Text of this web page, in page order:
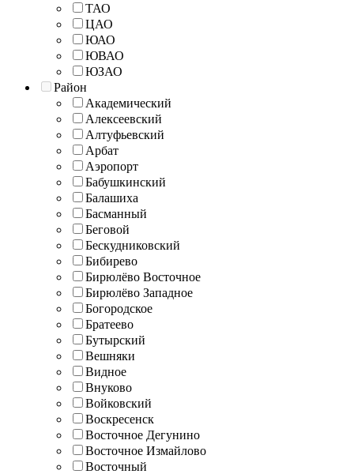
ТАО
ЦАО
ЮАО
ЮВАО
ЮЗАО
Район
Академический
Алексеевский
Алтуфьевский
Арбат
Аэропорт
Бабушкинский
Балашиха
Басманный
Беговой
Бескудниковский
Бибирево
Бирюлёво Восточное
Бирюлёво Западное
Богородское
Братеево
Бутырский
Вешняки
Видное
Внуково
Войковский
Воскресенск
Восточное Дегунино
Восточное Измайлово
Восточный